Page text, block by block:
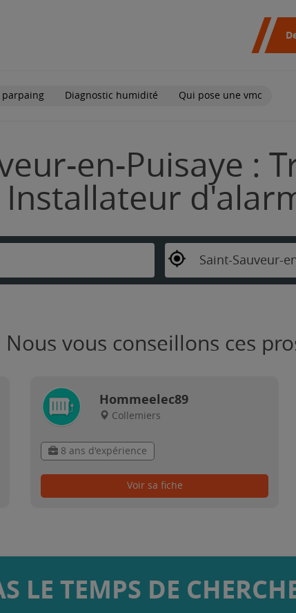
parpaing Diagnostic humidité Qui pose une vmc
en-Puisaye :
Installateur
Nous vous conseillons ces
Hommeelec89
Collemiers
8 ans d'expérience
Voir sa fiche
LE TEMPS DE